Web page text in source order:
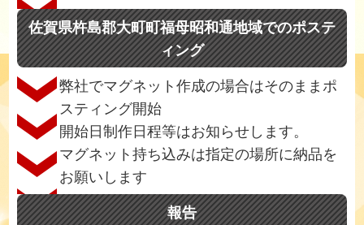
佐賀県杵島郡大町町福母昭和通地域でのポステ
ィング
弊社でマグネット作成の場合はそのままポ
スティング開始
開始日制作日程等はお知らせします。
マグネット持ち込みは指定の場所に納品を
お願いします
報告